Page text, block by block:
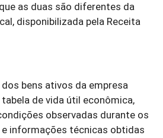
as duas são diferentes da
disponibilizada pela Receita
bens ativos da empresa
de vida útil econômica,
observadas durante os
informações técnicas obtidas